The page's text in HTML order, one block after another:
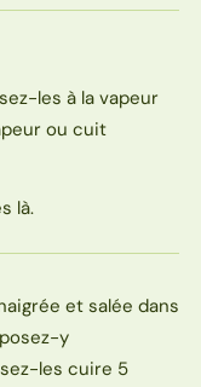
les à la vapeur
ou cuit
là.
et salée dans
y
les cuire 5